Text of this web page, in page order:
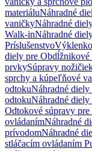
materiáluNáhradné
vaničkyNáhradné
Walk-inNáhradné
Príslušenstvo
diely pre Obdĺžnikové
prvkySúpravy
sprchy a kúpeľňové
odtokuNáhradné
odtokuNáhradné
Odtokové súpravy pre
ovládanímNáhradné
prívodomNáhradné
stláčacím ovládaním